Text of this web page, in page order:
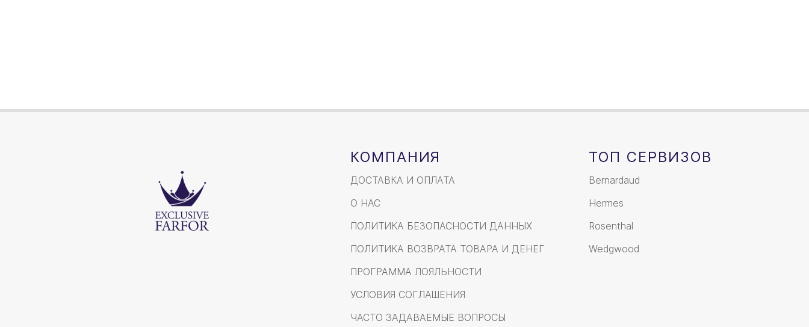
КОМПАНИЯ
ДОСТАВКА И ОПЛАТА
О НАС
ПОЛИТИКА БЕЗОПАСНОСТИ ДАННЫХ
ПОЛИТИКА ВОЗВРАТА ТОВАРА И ДЕНЕГ
ПРОГРАММА ЛОЯЛЬНОСТИ
УСЛОВИЯ СОГЛАШЕНИЯ
ЧАСТО ЗАДАВАЕМЫЕ ВОПРОСЫ
ТОП СЕРВИЗОВ
Bernardaud
Hermes
Rosenthal
Wedgwood